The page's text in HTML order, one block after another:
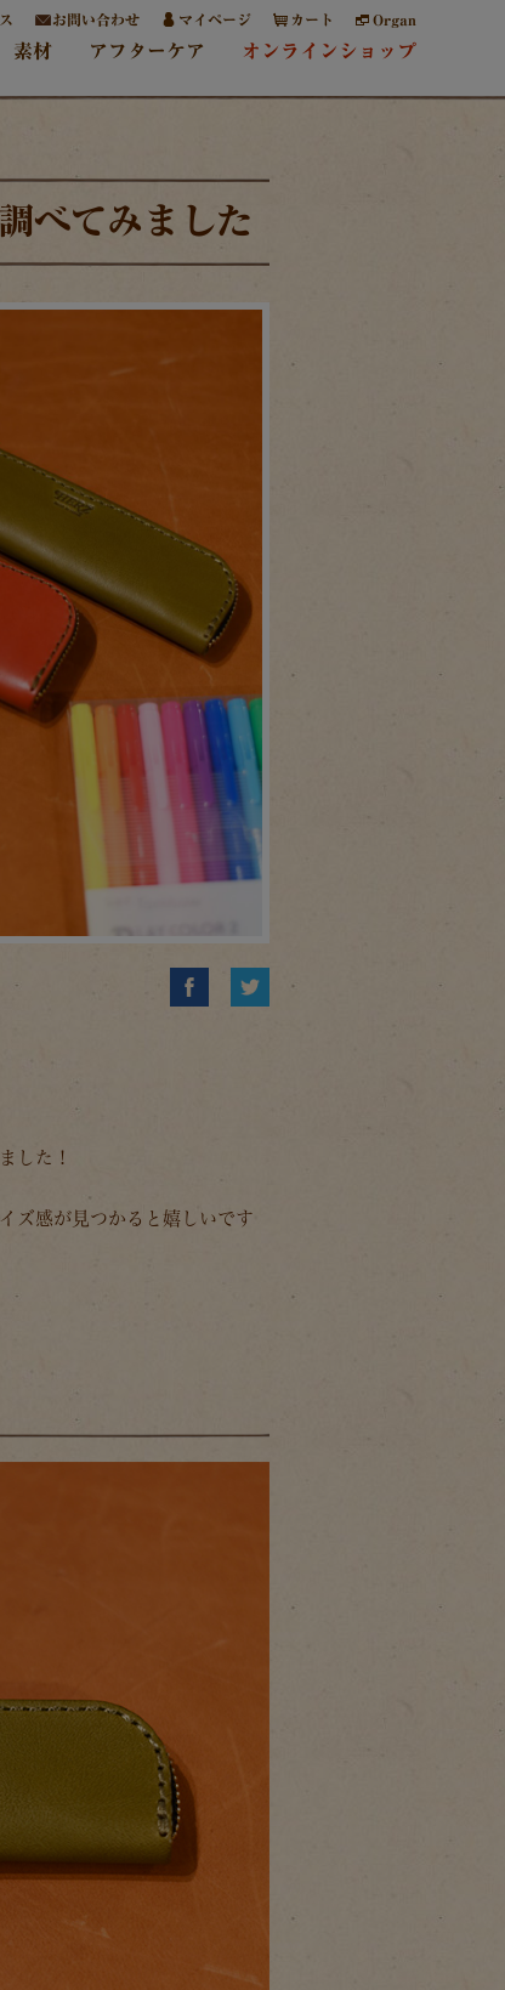
お問い合わせ マイページ カート Organ
素材 アフターケア オンラインショップ
べてみました
した！
ズ感が見つかると嬉しいです